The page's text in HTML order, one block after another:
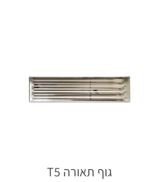
גוף תאורה T5